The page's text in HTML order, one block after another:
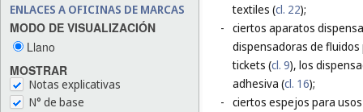
ENLACES A OFICINAS DE MARCAS
MODO DE VISUALIZACIÓN
Llano
MOSTRAR
Notas explicativas
N° de base
textiles (cl. 22);
- ciertos aparatos
dispensadoras de
tickets (cl. 9), los
adhesiva (cl. 16);
- ciertos espejos para